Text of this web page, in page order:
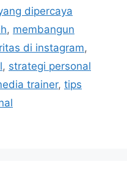
dipercaya
, membangun
di instagram,
, strategi personal
trainer, tips